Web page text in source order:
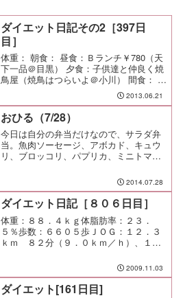
ダイエット日記その2［397日
目］
体重： 朝食： 昼食：Ｂランチ￥780（天
下一品＠目黒） 夕食：子供達と仲良く焼
鳥屋（焼鳥はつらいよ＠小川） 間食： 運
動：朝Ｊog-3.9km/23min メモ：2013.06.21
おひる（7/28）
今日は自分の弁当だけなので、サラダ弁
当。魚肉ソーセージ、アボカド、キュウ
リ、ブロッコリ、パプリカ、ミニトマ
散らして香ばしさとほのかな甘み、コ
ク、そして口触りも楽しい仕上がりに。
野菜はしっかり摂りましょう。...
2014.07.28
ダイエット日記［８０６日目］
体重：８８．４ｋｇ体脂肪率：２３．
５％歩数：６６０５歩ＪＯＧ：１２．３
ｋｍ ８２分（９．０ｋｍ／ｈ）、１
朝食：スモークサーモンとアスパラのク
リームパスタ昼食：焼きそば夕食：間
食：メモ：今日のキーワードは文...
2009.11.03
ダイエット[161日目]